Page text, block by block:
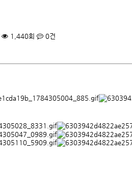
1,440회 0건